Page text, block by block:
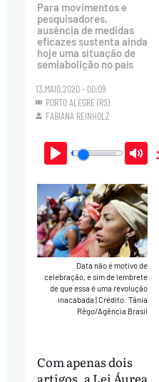
Para movimentos e
pesquisadores,
ausência de medidas
eficazes sustenta ainda
hoje uma situação de
semiabolição no país
13.MAIO.2020 - 00:09
PORTO ALEGRE (RS)
FABIANA REINHOLZ
Play Mute
Data não é motivo de
celebração, e sim de lembrete
de que essa é uma revolução
inacabada Crédito: Tânia
Rêgo/Agência Brasil
Com apenas dois
artigos, a Lei Áurea